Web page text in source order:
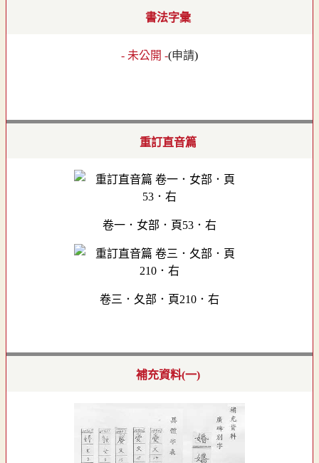
書法字彙
- 未公開 -(申請)
重訂直音篇
卷一．女部．頁53．右
卷三．夂部．頁210．右
補充資料(一)